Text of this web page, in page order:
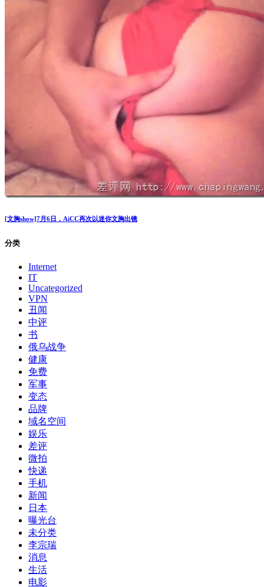
[文胸show]7月6日，AiCC再次以迷你文胸出镜
分类
Internet
IT
Uncategorized
VPN
丑闻
中评
书
俄乌战争
健康
免费
军事
变态
品牌
域名空间
娱乐
差评
微拍
快递
手机
新闻
日本
曝光台
未分类
李宗瑞
消息
生活
电影